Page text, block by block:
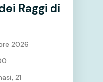
Raggi di
2026
21